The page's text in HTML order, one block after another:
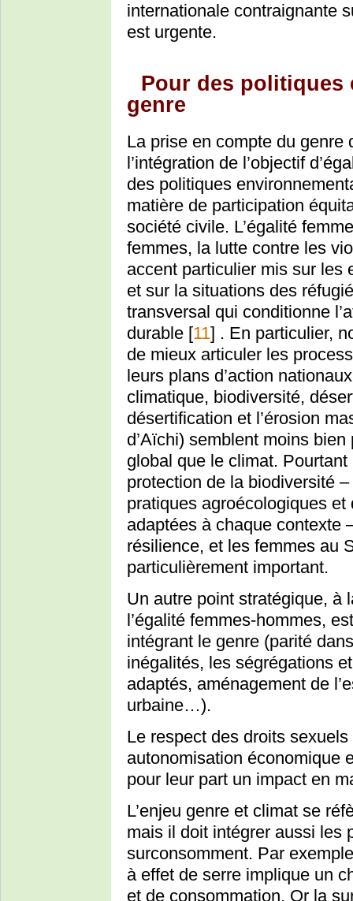
internationale contraignante
est urgente.
Pour des politiques
genre
La prise en compte du
l’intégration de l’objectif
des politiques
matière de participation
société civile. L’égalité
femmes, la lutte contre les
accent particulier mis sur les
et sur la situations des
transversal qui conditionne
durable [11] . En particulier,
de mieux articuler les
leurs plans d’action
climatique, biodiversité,
désertification et l’érosion
d’Aïchi) semblent moins
global que le climat.
protection de la biodiversité
pratiques agroécologiques
adaptées à chaque contexte
résilience, et les femmes au
particulièrement important.
Un autre point stratégique, à
l’égalité femmes-hommes,
intégrant le genre (parité
inégalités, les ségrégations
adaptés, aménagement de
urbaine…).
Le respect des droits
autonomisation économique
pour leur part un impact en
L’enjeu genre et climat se
mais il doit intégrer aussi les
surconsomment. Par
à effet de serre implique un
et de consommation. Or la